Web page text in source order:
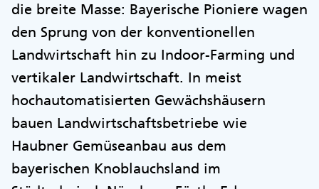
die breite Masse: Bayerische Pioniere wagen
den Sprung von der konventionellen
Landwirtschaft hin zu Indoor-Farming und
vertikaler Landwirtschaft. In meist
hochautomatisierten Gewächshäusern
bauen Landwirtschaftsbetriebe wie
Haubner Gemüseanbau aus dem
bayerischen Knoblauchsland im